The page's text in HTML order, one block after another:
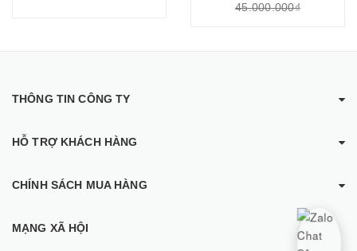
45.000.000₫
THÔNG TIN CÔNG TY
HỖ TRỢ KHÁCH HÀNG
CHÍNH SÁCH MUA HÀNG
MẠNG XÃ HỘI